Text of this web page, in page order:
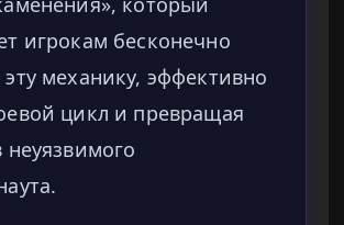
игрокам бесконечно
механику, эффективно
цикл и превращая
неуязвимого